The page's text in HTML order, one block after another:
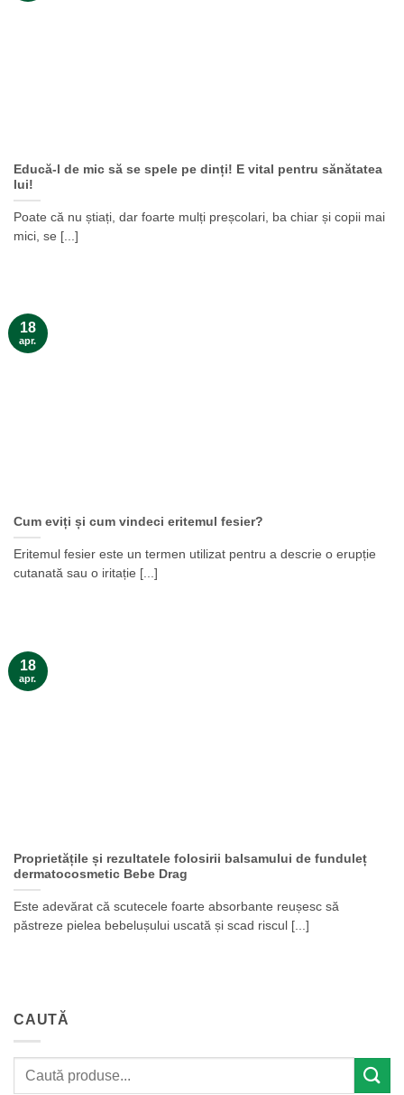
Educă-l de mic să se spele pe dinți! E vital pentru sănătatea
lui!
Poate că nu știați, dar foarte mulți preșcolari, ba chiar și copii mai
mici, se [...]
Cum eviți și cum vindeci eritemul fesier?
Eritemul fesier este un termen utilizat pentru a descrie o erupție
cutanată sau o iritație [...]
18
apr.
Proprietățile și rezultatele folosirii balsamului de funduleț
dermatocosmetic Bebe Drag
Este adevărat că scutecele foarte absorbante reușesc să
păstreze pielea bebelușului uscată și scad riscul [...]
18
apr.
CAUTĂ